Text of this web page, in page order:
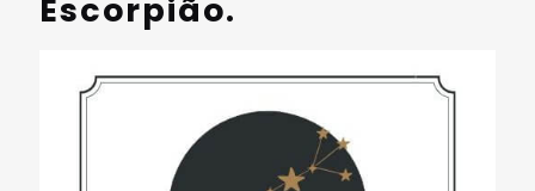
Escorpião.